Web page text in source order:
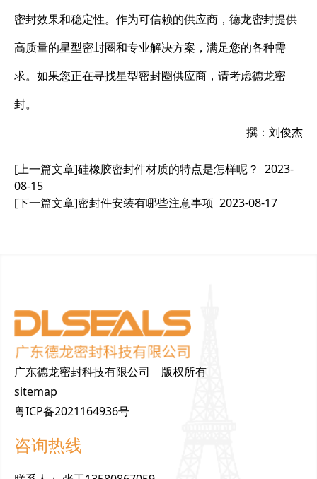
密封效果和稳定性。作为可信赖的供应商，德龙密封提供
高质量的星型密封圈和专业解决方案，满足您的各种需
求。如果您正在寻找星型密封圈供应商，请考虑德龙密
封。
撰：刘俊杰
[上一篇文章]硅橡胶密封件材质的特点是怎样呢？ 2023-
08-15
[下一篇文章]密封件安装有哪些注意事项 2023-08-17
广东德龙密封科技有限公司 版权所有
sitemap
粤ICP备2021164936号
咨询热线